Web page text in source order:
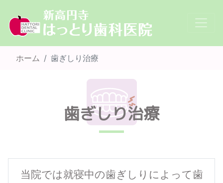
ホーム 歯ぎしり治療
歯ぎしり治療
当院では就寝中の歯ぎしりによって歯